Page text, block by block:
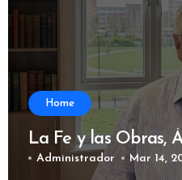
Home
La Fe y las Obras,
Administrador Mar 14,